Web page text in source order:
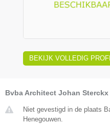
BEKIJK VOLLEDIG
Bvba Architect Johan Sterckx
Niet gevestigd in de plaats
Henegouwen.